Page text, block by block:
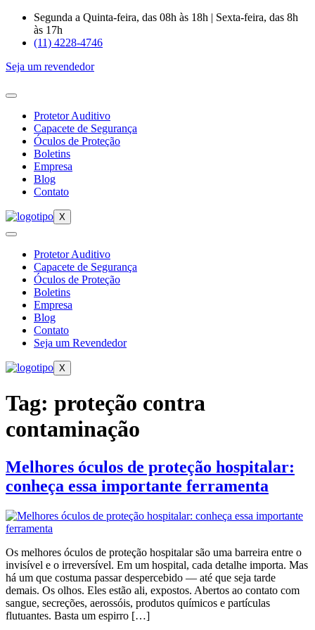
Segunda a Quinta-feira, das 08h às 18h | Sexta-feira, das 8h
às 17h
(11) 4228-4746
Seja um revendedor
Protetor Auditivo
Capacete de Segurança
Óculos de Proteção
Boletins
Empresa
Blog
Contato
X
Protetor Auditivo
Capacete de Segurança
Óculos de Proteção
Boletins
Empresa
Blog
Contato
Seja um Revendedor
X
Tag: proteção contra
contaminação
Melhores óculos de proteção hospitalar:
conheça essa importante ferramenta
Os melhores óculos de proteção hospitalar são uma barreira entre o
invisível e o irreversível. Em um hospital, cada detalhe importa. Mas
há um que costuma passar despercebido — até que seja tarde
demais. Os olhos. Eles estão ali, expostos. Abertos ao contato com
sangue, secreções, aerossóis, produtos químicos e partículas
flutuantes. Basta um espirro […]